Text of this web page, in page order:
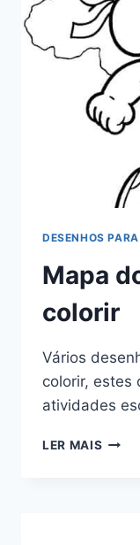
DESENHOS
Mapa
colorir
Vários
colorir, estes
atividades
LER MAIS MAPA